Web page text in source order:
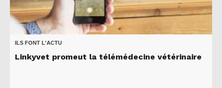
ILS FONT L'ACTU
Linkyvet promeut la télémédecine vétérinaire